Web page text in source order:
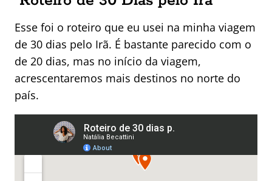
Esse foi o roteiro que eu usei na minha viagem
de 30 dias pelo Irã. É bastante parecido com o
de 20 dias, mas no início da viagem,
acrescentaremos mais destinos no norte do
país.